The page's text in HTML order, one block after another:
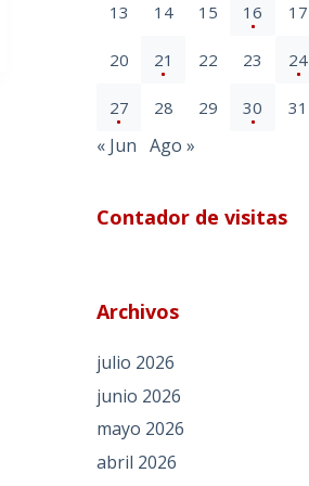
13 14 15 16 17
20 21 22 23 24
27 28 29 30 31
« Jun Ago »
Contador de visitas
Archivos
julio 2026
junio 2026
mayo 2026
abril 2026